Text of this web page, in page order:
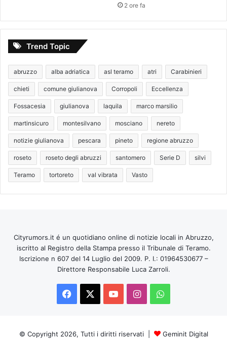
2 ore fa
Trend Topic
abruzzo alba adriatica asl teramo atri Carabinieri
chieti comune giulianova Corropoli Eccellenza
Fossacesia giulianova laquila marco marsilio
martinsicuro montesilvano mosciano nereto
notizie giulianova pescara pineto regione abruzzo
roseto roseto degli abruzzi santomero Serie D silvi
Teramo tortoreto val vibrata Vasto
Cityrumors.it é un quotidiano online di notizie locali in Abruzzo,
iscritto al Registro della Stampa presso il Tribunale di Teramo.
Iscrizione n 607 del 14 Luglio del 2009. P. I.: 01964530677 –
Direttore Responsabile Luca Zarroli.
Facebook
You InstagramWhatsApp
© Copyright 2026, Tutti i diritti riservati | Geminit Digital